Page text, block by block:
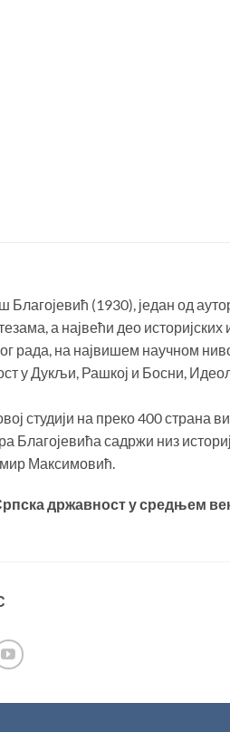
(1930), један од
а највећи део
рада, на највишем научном
у Дукљи, Рашкој и Босни,
студији на преко 400
Благојевића садржи низ
Максимовић.
државност у средњем